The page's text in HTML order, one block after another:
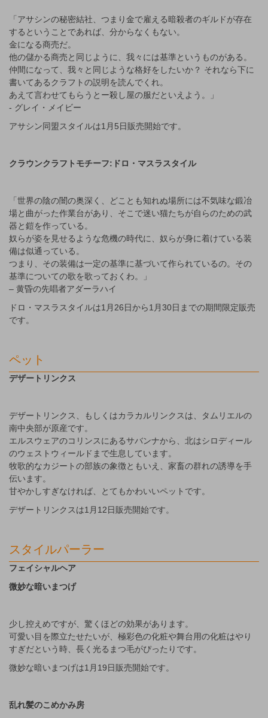
「アサシンの秘密結社、つまり金で雇える暗殺者のギルドが存在
するということであれば、分からなくもない。
金になる商売だ。
他の儲かる商売と同じように、我々には基準というものがある。
仲間になって、我々と同じような格好をしたいか？ それなら下に
書いてあるクラフトの説明を読んでくれ。
あえて言わせてもらうとー殺し屋の服だといえよう。」
- グレイ・メイビー
アサシン同盟スタイルは1月5日販売開始です。
クラウンクラフトモチーフ:ドロ・マスラスタイル
「世界の陰の闇の奥深く、どことも知れぬ場所には不気味な鍛冶
場と曲がった作業台があり、そこで迷い猫たちが自らのための武
器と鎧を作っている。
奴らが姿を見せるような危機の時代に、奴らが身に着けている装
備は似通っている。
つまり、その装備は一定の基準に基づいて作られているの。その
基準についての歌を歌っておくわ。」
– 黄昏の先唱者アダーラハイ
ドロ・マスラスタイルは1月26日から1月30日までの期間限定販売
です。
ペット
デザートリンクス
デザートリンクス、もしくはカラカルリンクスは、タムリエルの
南中央部が原産です。
エルスウェアのコリンスにあるサバンナから、北はシロディール
のウェストウィールドまで生息しています。
牧歌的なカジートの部族の象徴ともいえ、家畜の群れの誘導を手
伝います。
甘やかしすぎなければ、とてもかわいいペットです。
デザートリンクスは1月12日販売開始です。
スタイルパーラー
フェイシャルヘア
微妙な暗いまつげ
少し控えめですが、驚くほどの効果があります。
可愛い目を際立たせたいが、極彩色の化粧や舞台用の化粧はやり
すぎだという時、長く光るまつ毛がぴったりです。
微妙な暗いまつげは1月19日販売開始です。
乱れ髪のこめかみ房